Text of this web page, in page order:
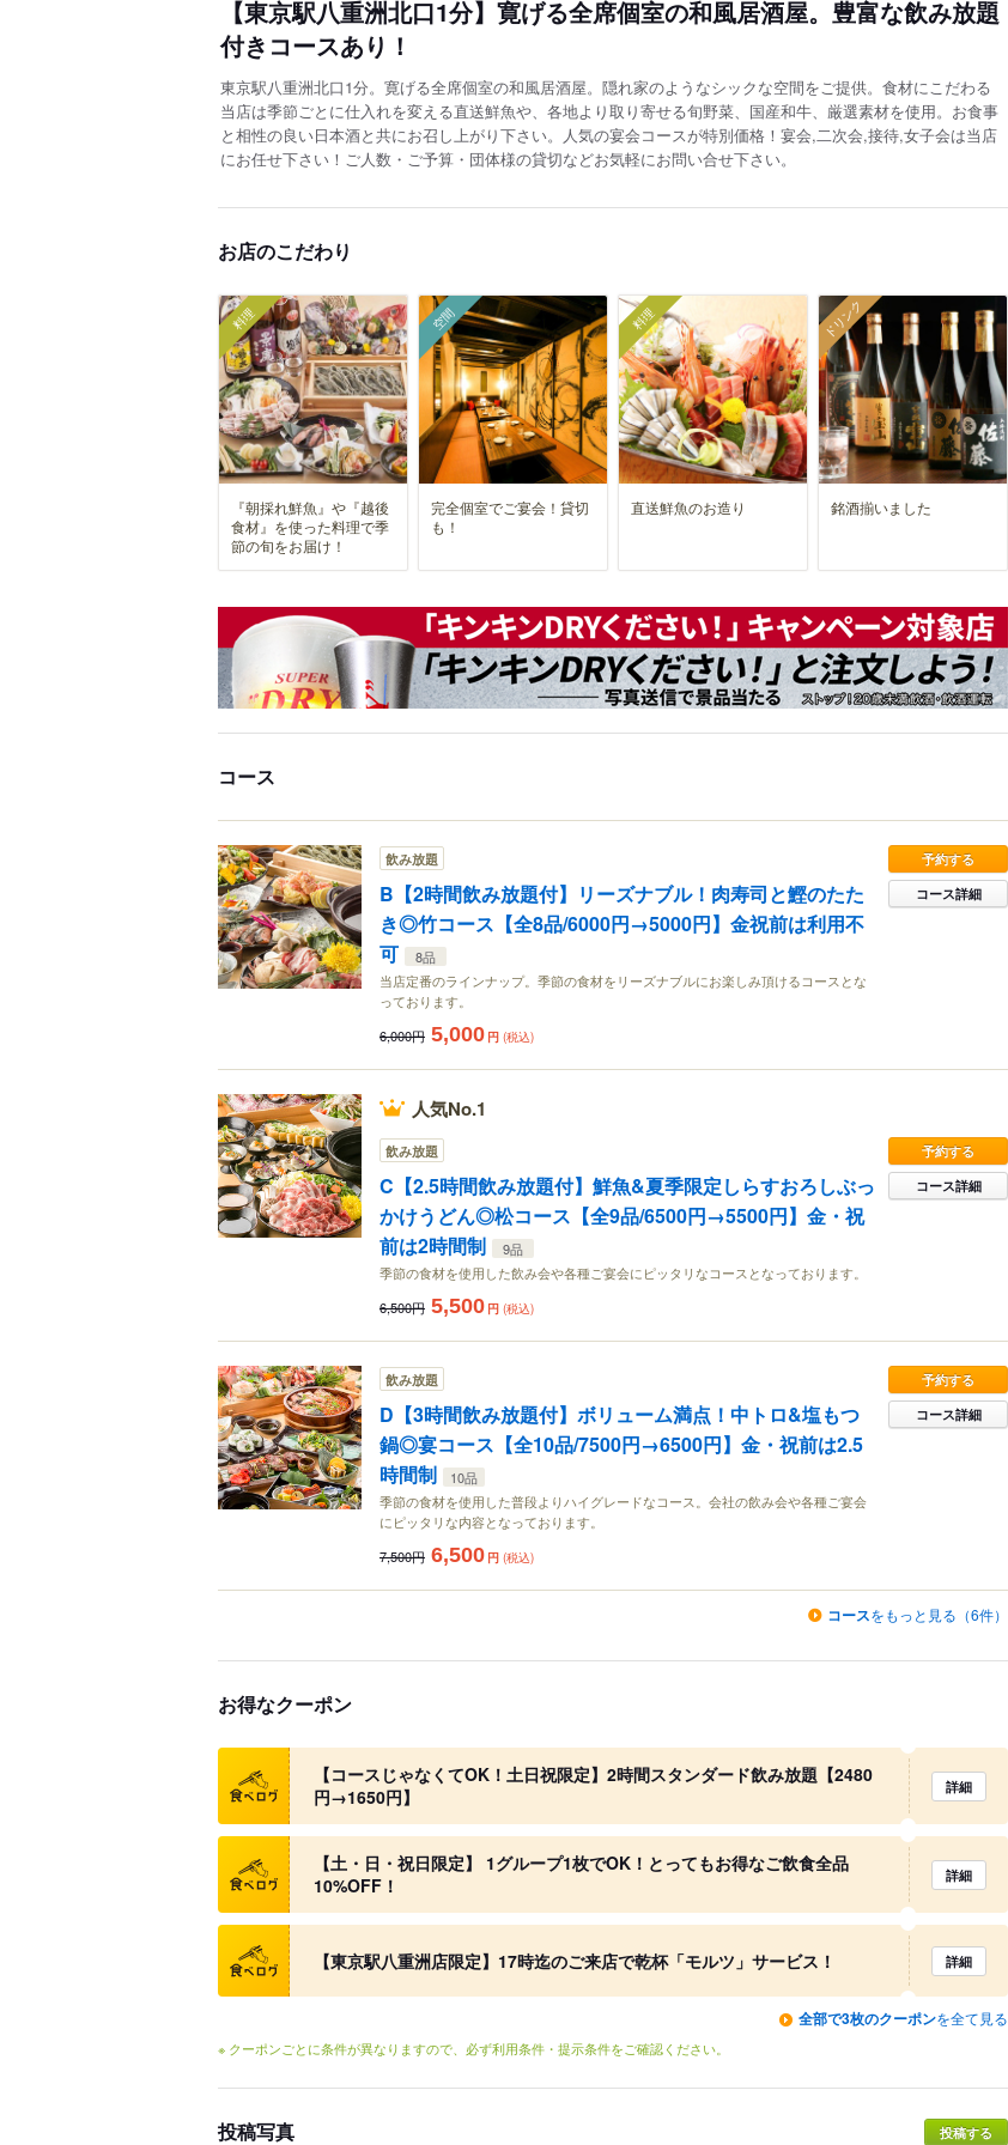
【東京駅八重洲北口1分】寛げる全席個室の和風居酒屋。豊富な飲み放題
付きコースあり！
東京駅八重洲北口1分。寛げる全席個室の和風居酒屋。隠れ家のようなシックな空間をご提供。食材にこだわる
当店は季節ごとに仕入れを変える直送鮮魚や、各地より取り寄せる旬野菜、国産和牛、厳選素材を使用。お食事
と相性の良い日本酒と共にお召し上がり下さい。人気の宴会コースが特別価格！宴会,二次会,接待,女子会は当店
にお任せ下さい！ご人数・ご予算・団体様の貸切などお気軽にお問い合せ下さい。
お店のこだわり
料理
『朝採れ鮮魚』や『越後
食材』を使った料理で季
節の旬をお届け！
空間
完全個室でご宴会！貸切
も！
料理
直送鮮魚のお造り
ドリンク
銘酒揃いました
コース
飲み放題
B【2時間飲み放題付】リーズナブル！肉寿司と鰹のたた
き◎竹コース【全8品/6000円→5000円】金祝前は利用不
可
8品
当店定番のラインナップ。季節の食材をリーズナブルにお楽しみ頂けるコースとな
っております。
予約する
コース詳細
6,000円 5,000 円 (税込)
人気No.1
飲み放題
C【2.5時間飲み放題付】鮮魚&夏季限定しらすおろしぶっ
かけうどん◎松コース【全9品/6500円→5500円】金・祝
前は2時間制
9品
季節の食材を使用した飲み会や各種ご宴会にピッタリなコースとなっております。
予約する
コース詳細
6,500円 5,500 円 (税込)
飲み放題
D【3時間飲み放題付】ボリューム満点！中トロ&塩もつ
鍋◎宴コース【全10品/7500円→6500円】金・祝前は2.5
時間制
10品
季節の食材を使用した普段よりハイグレードなコース。会社の飲み会や各種ご宴会
にピッタリな内容となっております。
予約する
コース詳細
7,500円 6,500 円 (税込)
コースをもっと見る（6件）
お得なクーポン
クーポン
【コースじゃなくてOK！土日祝限定】2時間スタンダード飲み放題【2480
円→1650円】
詳細
クーポン
【土・日・祝日限定】 1グループ1枚でOK！とってもお得なご飲食全品
10%OFF！
詳細
クーポン
【東京駅八重洲店限定】17時迄のご来店で乾杯「モルツ」サービス！ 詳細
全部で3枚のクーポンを全て見る
※ クーポンごとに条件が異なりますので、必ず利用条件・提示条件をご確認ください。
投稿写真 投稿する